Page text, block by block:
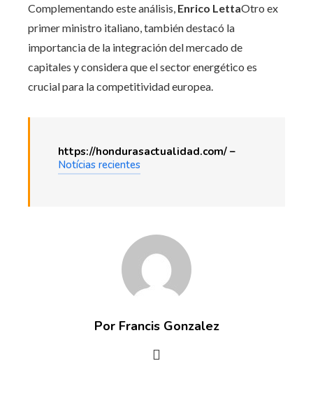
Complementando este análisis, Enrico LettaOtro ex
primer ministro italiano, también destacó la
importancia de la integración del mercado de
capitales y considera que el sector energético es
crucial para la competitividad europea.
https://hondurasactualidad.com/ –
Notícias recientes
Por Francis Gonzalez